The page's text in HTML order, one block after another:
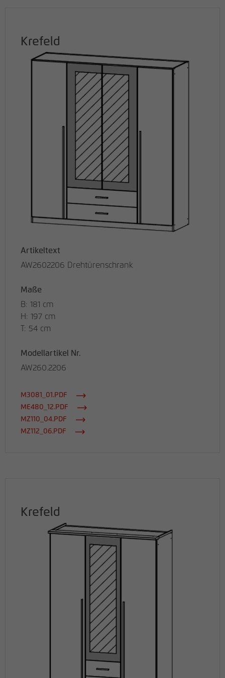
Krefeld
Artikeltext
AW2602206 Drehtürenschrank
Maße
B: 181 cm
H: 197 cm
T: 54 cm
Modellartikel Nr.
AW260.2206
M3081_01.PDF
ME480_12.PDF
MZ110_04.PDF
MZ112_06.PDF
Krefeld